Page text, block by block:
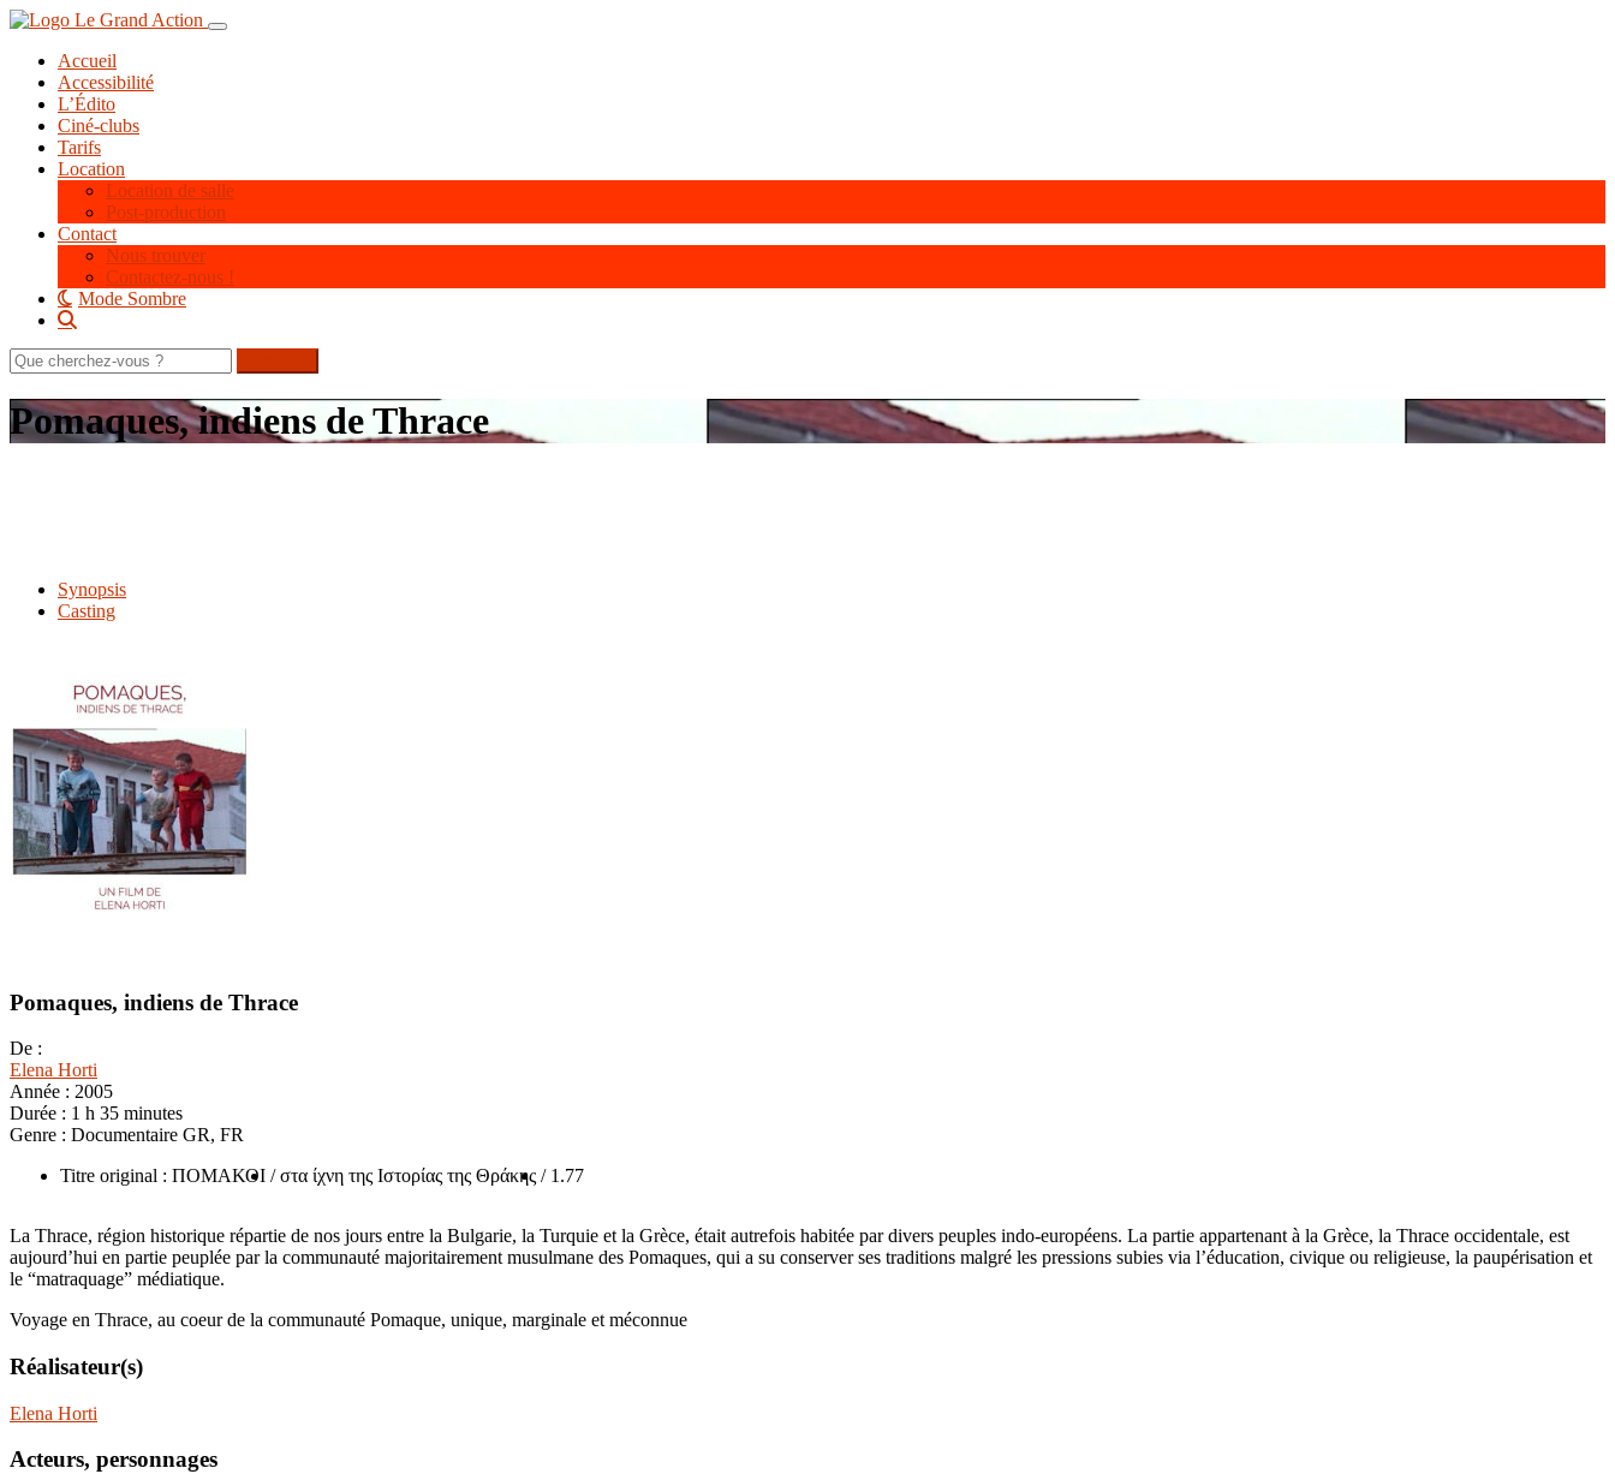
Aller
contenu
principal
Toggle navigation
Accueil
Accessibilité
L’Édito
Ciné-clubs
Tarifs
Location
Location de salle
Post-production
Contact
Nous trouver
Contactez-nous !
Mode Sombre
Rechercher
sur
le
site
Pomaques, indiens de Thrace
Synopsis
Casting
Pomaques, indiens de Thrace
De :
Elena Horti
Année : 2005
Durée : 1 h 35 minutes
Genre : Documentaire GR, FR
Titre original : ΠΟΜΑΚΟΙ / στα ίχνη της Ιστορίας της Θράκης / 1.77
La Thrace, région historique répartie de nos jours entre la Bulgarie, la Turquie et la Grèce, était autrefois habitée par divers peuples indo-européens. La partie appartenant à la Grèce, la Thrace occidentale, est
aujourd’hui en partie peuplée par la communauté majoritairement musulmane des Pomaques, qui a su conserver ses traditions malgré les pressions subies via l’éducation, civique ou religieuse, la paupérisation et
le “matraquage” médiatique.
Voyage en Thrace, au coeur de la communauté Pomaque, unique, marginale et méconnue
Réalisateur(s)
Elena Horti
Acteurs, personnages